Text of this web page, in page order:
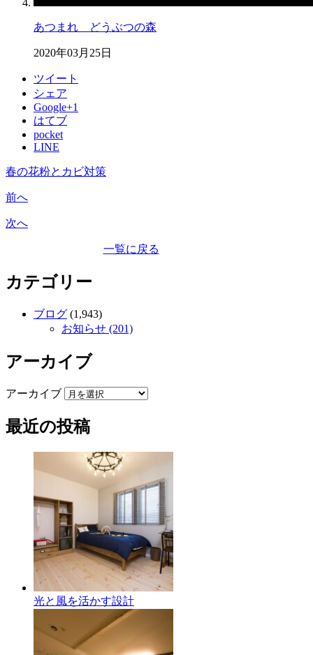
あつまれ どうぶつの森
2020年03月25日
ツイート
シェア
Google+1
はてブ
pocket
LINE
春の花粉とカビ対策
前へ
次へ
一覧に戻る
カテゴリー
ブログ (1,943)
お知らせ (201)
アーカイブ
アーカイブ
最近の投稿
光と風を活かす設計